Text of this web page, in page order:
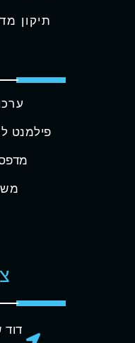
תיקון
פילמנט
דוד